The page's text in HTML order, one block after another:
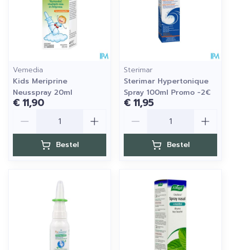
Vemedia
Kids Meriprine
Neusspray 20ml
€ 11,90
Bestel
Sterimar
Sterimar Hypertonique
Spray 100ml Promo -2€
€ 11,95
Bestel